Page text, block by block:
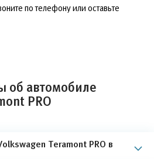
по телефону или оставьте
об автомобиле
PRO
Teramont PRO в